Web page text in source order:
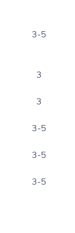
3-5
3
3
3-5
3-5
3-5